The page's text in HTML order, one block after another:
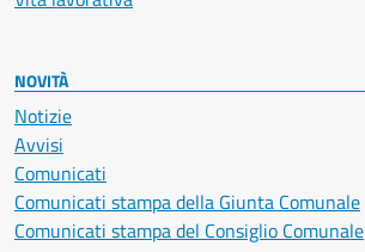
NOVITÀ
Notizie
Avvisi
Comunicati
Comunicati stampa della Giunta Comunale
Comunicati stampa del Consiglio Comunale